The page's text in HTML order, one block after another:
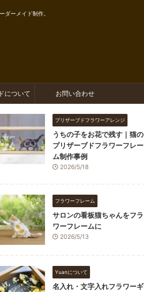
ーメイド制作。
について お問い合わせ
プリザーブドフラワーアレンジ
うちの子をお花で残す｜猫の
プリザーブドフラワーフレー
ム制作事例
2026/5/18
フラワーフレーム
サロンの看板猫ちゃんをフラ
ワーフレームに
2026/5/13
Yuanについて
名入れ・文字入れフラワーギ